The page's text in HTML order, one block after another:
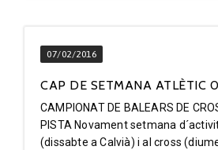
07/02/2016
CAP DE SETMANA ATLÈTIC
CAMPIONAT DE BALEARS DE
PISTA Novament setmana
(dissabte a Calvià) i al cross